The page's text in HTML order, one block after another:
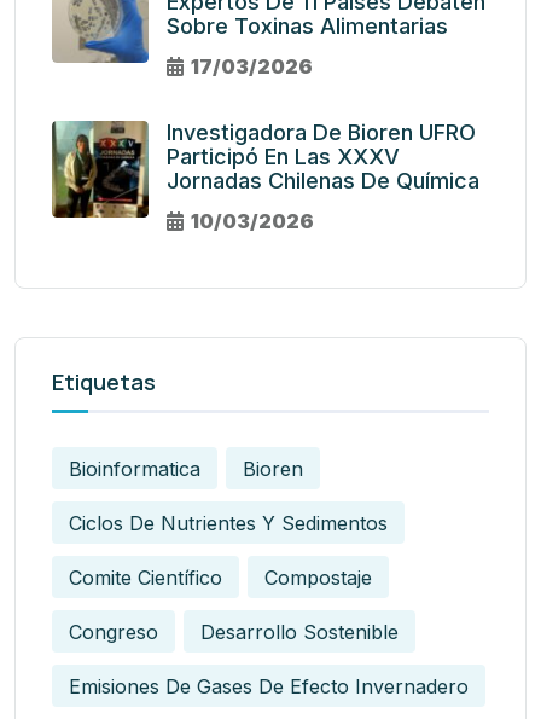
Sobre Toxinas Alimentarias
17/03/2026
Investigadora De Bioren UFRO
Participó En Las XXXV
Jornadas Chilenas De Química
10/03/2026
Etiquetas
Bioinformatica Bioren
Ciclos De Nutrientes Y Sedimentos
Comite Científico Compostaje
Congreso Desarrollo Sostenible
Emisiones De Gases De Efecto Invernadero